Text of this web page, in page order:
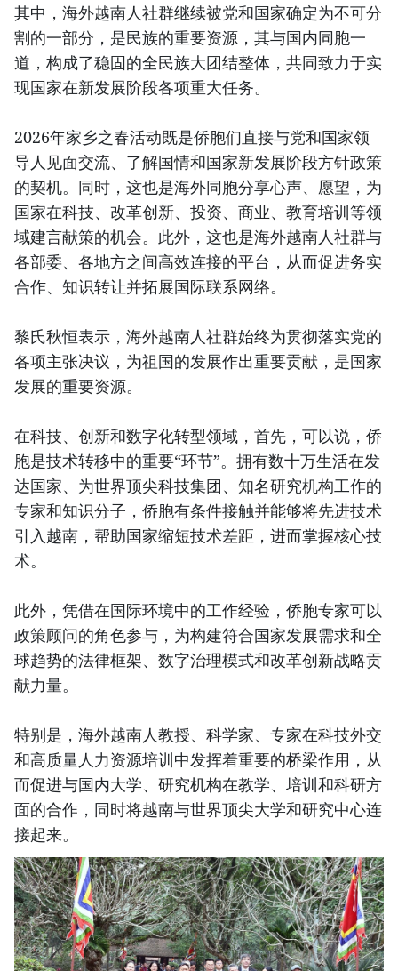
其中，海外越南人社群继续被党和国家确定为不可分
割的一部分，是民族的重要资源，其与国内同胞一
道，构成了稳固的全民族大团结整体，共同致力于实
现国家在新发展阶段各项重大任务。
2026年家乡之春活动既是侨胞们直接与党和国家领
导人见面交流、了解国情和国家新发展阶段方针政策
的契机。同时，这也是海外同胞分享心声、愿望，为
国家在科技、改革创新、投资、商业、教育培训等领
域建言献策的机会。此外，这也是海外越南人社群与
各部委、各地方之间高效连接的平台，从而促进务实
合作、知识转让并拓展国际联系网络。
黎氏秋恒表示，海外越南人社群始终为贯彻落实党的
各项主张决议，为祖国的发展作出重要贡献，是国家
发展的重要资源。
在科技、创新和数字化转型领域，首先，可以说，侨
胞是技术转移中的重要“环节”。拥有数十万生活在发
达国家、为世界顶尖科技集团、知名研究机构工作的
专家和知识分子，侨胞有条件接触并能够将先进技术
引入越南，帮助国家缩短技术差距，进而掌握核心技
术。
此外，凭借在国际环境中的工作经验，侨胞专家可以
政策顾问的角色参与，为构建符合国家发展需求和全
球趋势的法律框架、数字治理模式和改革创新战略贡
献力量。
特别是，海外越南人教授、科学家、专家在科技外交
和高质量人力资源培训中发挥着重要的桥梁作用，从
而促进与国内大学、研究机构在教学、培训和科研方
面的合作，同时将越南与世界顶尖大学和研究中心连
接起来。